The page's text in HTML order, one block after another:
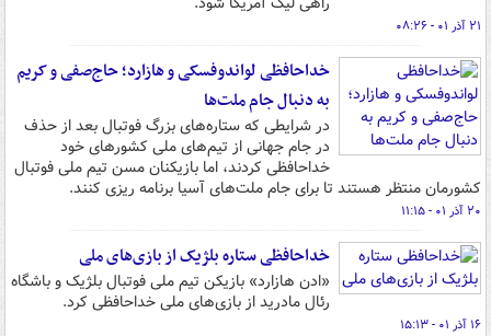
۲۱ آذر ۰۱ - ۰۸:۲۶
خداحافظی لواندوفسکی و هازارد؛ حاج‌صفی و کریم
به دنبال جام ملت‌ها
در شرایطی که ستاره‌های بزرگ فوتبال بعد از حذف
در جام جهانی از تیم‌های ملی کشورهای خود
خداحافظی کردند، اما بازیکنان مسن تیم ملی فوتبال
کشورمان منتظر هستند تا برای جام ملت‌های آسیا برنامه ریزی کنند.
۲۰ آذر ۰۱ - ۱۱:۱۵
خداحافظی ستاره بلژیک از بازی‌های ملی
«ادن هازارد» بازیکن تیم ملی فوتبال بلژیک و باشگاه
رئال مادرید از بازی‌های ملی خداحافظی کرد.
۱۶ آذر ۰۱ - ۱۵:۱۳